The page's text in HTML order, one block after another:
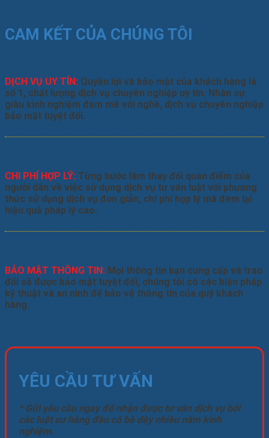
CAM KẾT CỦA CHÚNG TÔI
DỊCH VỤ UY TÍN: Quyền lợi và bảo mật của khách hàng là
số 1, chất lượng dịch vụ chuyên nghiệp uy tín. Nhân sự
giàu kinh nghiệm đam mê với nghề, dịch vụ chuyên nghiệp
bảo mật tuyệt đối.
CHI PHÍ HỢP LÝ: Từng bước làm thay đổi quan điểm của
người dân về việc sử dụng dịch vụ tư vấn luật với phương
thức sử dụng dịch vụ đơn giản, chi phí hợp lý mà đem lại
hiệu quả pháp lý cao.
BẢO MẬT THÔNG TIN: Mọi thông tin bạn cung cấp và trao
đổi sẽ được bảo mật tuyệt đối, chúng tôi có các biện pháp
kỹ thuật và an ninh để bảo vệ thông tin của quý khách
hàng.
YÊU CẦU TƯ VẤN
* Gửi yêu cầu ngay để nhận được tư vấn dịch vụ bởi
các luật sư hàng đầu có bề dày nhiều năm kinh
nghiệm.